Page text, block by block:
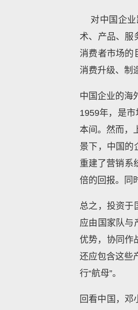
对中国企业
术、产品、服
消费者市场的
消费升级、制
中国企业的海
1959年，是
本间。然而，
景下，中国的
重建了营销系
倍的回报。同
总之，投资于
应由国家队与
优势，协同作
还应包含这些
行“航母”。
回看中国，